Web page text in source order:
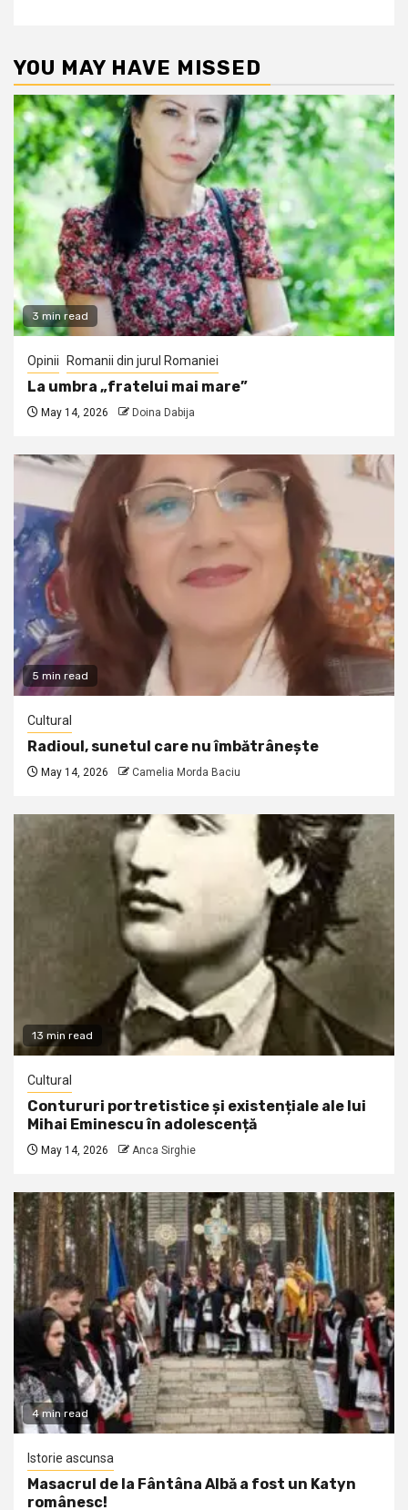
YOU MAY HAVE MISSED
3 min read
Opinii Romanii din jurul Romaniei
La umbra „fratelui mai mare”
May 14, 2026 Doina Dabija
5 min read
Cultural
Radioul, sunetul care nu îmbătrânește
May 14, 2026 Camelia Morda Baciu
13 min read
Cultural
Contururi portretistice și existențiale ale lui
Mihai Eminescu în adolescență
May 14, 2026 Anca Sirghie
4 min read
Istorie ascunsa
Masacrul de la Fântâna Albă a fost un Katyn
românesc!